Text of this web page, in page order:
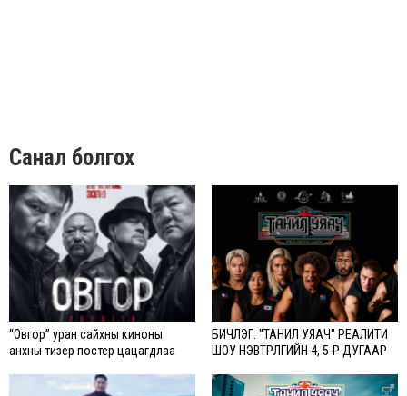
Санал болгох
“Овгор” уран сайхны киноны
анхны тизер постер цацагдлаа
БИЧЛЭГ: "ТАНИЛ УЯАЧ" РЕАЛИТИ
ШОУ НЭВТРҮҮЛГИЙН 4, 5-Р ДУГААР